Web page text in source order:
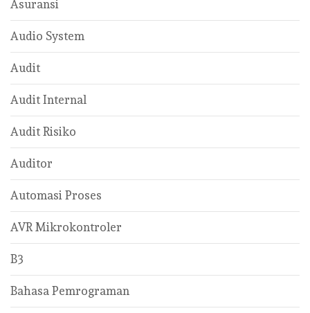
Asuransi
Audio System
Audit
Audit Internal
Audit Risiko
Auditor
Automasi Proses
AVR Mikrokontroler
B3
Bahasa Pemrograman